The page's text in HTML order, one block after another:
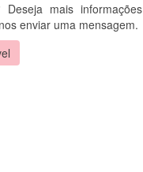
mais
enviar uma mensagem.